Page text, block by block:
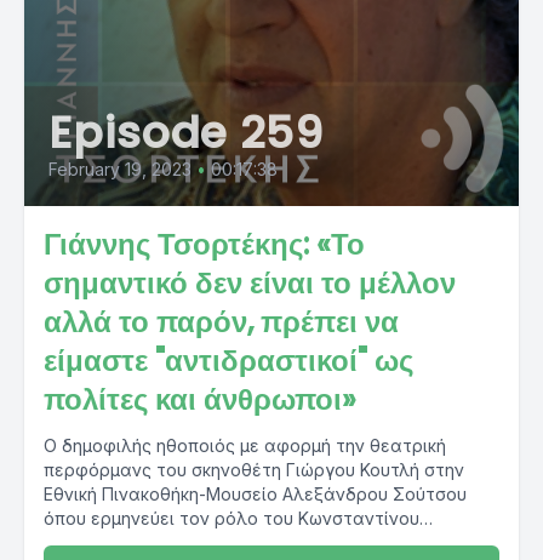
Episode 259
February 19, 2023 • 00:17:38
Γιάννης Τσορτέκης: «Το
σημαντικό δεν είναι το μέλλον
αλλά το παρόν, πρέπει να
είμαστε "αντιδραστικοί" ως
πολίτες και άνθρωποι»
Ο δημοφιλής ηθοποιός με αφορμή την θεατρική
περφόρμανς του σκηνοθέτη Γιώργου Κουτλή στην
Εθνική Πινακοθήκη-Μουσείο Αλεξάνδρου Σούτσου
όπου ερμηνεύει τον ρόλο του Κωνσταντίνου
Παρθένη,...